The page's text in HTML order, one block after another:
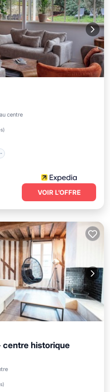
centre
)
VOIR L’OFFRE
centre historique
)